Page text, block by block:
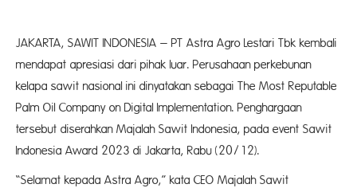
JAKARTA, SAWIT INDONESIA – PT Astra Agro Lestari Tbk kembali
mendapat apresiasi dari pihak luar. Perusahaan perkebunan
kelapa sawit nasional ini dinyatakan sebagai The Most Reputable
Palm Oil Company on Digital Implementation. Penghargaan
tersebut diserahkan Majalah Sawit Indonesia, pada event Sawit
Indonesia Award 2023 di Jakarta, Rabu (20/12).
“Selamat kepada Astra Agro,” kata CEO Majalah Sawit